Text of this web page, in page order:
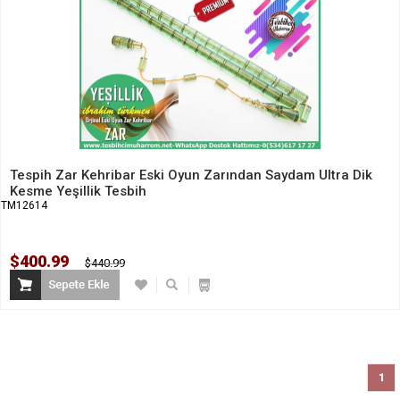
Tespih Zar Kehribar Eski Oyun Zarından Saydam Ultra Dik
Kesme Yeşillik Tesbih
TM12614
$400.99 $440.99
1